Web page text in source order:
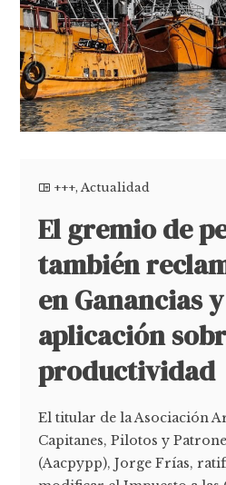
+++,Actualidad
El gremio de
también
en Ganancias
aplicación
productividad
El titular de la Asociación
Capitanes, Pilotos y
(Aacpypp), Jorge Frías,